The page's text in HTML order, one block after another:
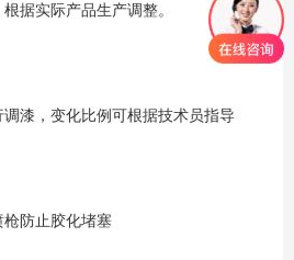
据实际产品生产调整。
释
漆，变化比例可根据技术员指导
洗
防止胶化堵塞